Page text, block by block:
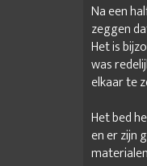
Na een
zeggen
Het is
was
elkaar te
Het bed
en er zijn